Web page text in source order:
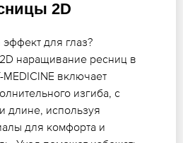
2D
для глаз?
наращивание ресниц в
включает
изгиба, с
длине, используя
для комфорта и